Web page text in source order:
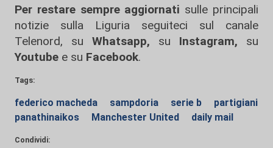
Per restare sempre aggiornati sulle principali
notizie sulla Liguria seguiteci sul canale
Telenord, su
Whatsapp, su Instagram, su
Youtube e su Facebook.
Tags:
federico macheda sampdoria serie b
partigiani
panathinaikos
Manchester United daily mail
Condividi: